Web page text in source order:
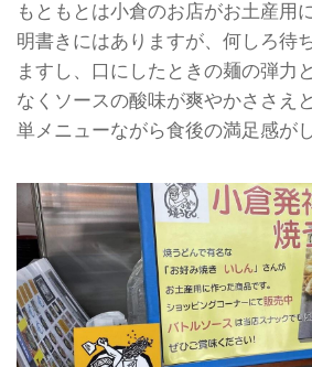
もともとは小倉のお店がお土産用
明書きにはありますが、何しろ待
ますし、口にしたときの麺の弾力
なくソースの酸味が爽やかささえ
単メニューながら食後の満足感が